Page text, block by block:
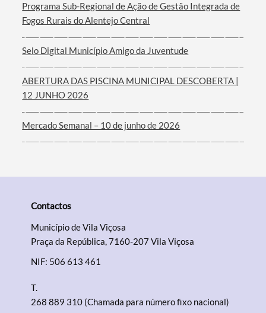
Programa Sub-Regional de Ação de Gestão Integrada de
Fogos Rurais do Alentejo Central
Selo Digital Município Amigo da Juventude
ABERTURA DAS PISCINA MUNICIPAL DESCOBERTA |
12 JUNHO 2026
Mercado Semanal – 10 de junho de 2026
Contactos
Município de Vila Viçosa
Praça da República, 7160-207 Vila Viçosa
NIF: 506 613 461
T.
268 889 310 (Chamada para número fixo nacional)